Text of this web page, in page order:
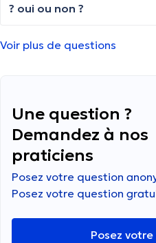
pas 7), est-ce que cela a
été positive. On m’a
? oui ou non ?
Voir plus de questions
Une question ?
Demandez à nos
praticiens
Posez votre question
Posez votre question
Posez